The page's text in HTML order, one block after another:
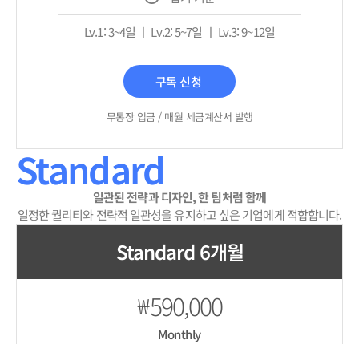
Lv.1: 3~4일 ㅣ Lv.2: 5~7일 ㅣ Lv.3: 9~12일
구독 신청
무통장 입금 / 매월 세금계산서 발행
Standard
일관된 전략과 디자인, 한 팀처럼 함께
일정한 퀄리티와 전략적 일관성을 유지하고 싶은 기업에게 적합합니다.
Standard 6개월
₩590,000
Monthly